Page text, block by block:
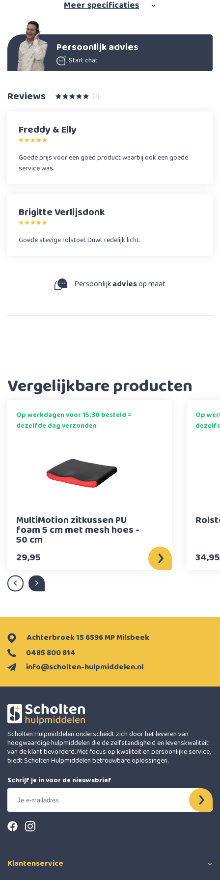
Meerspecificaties
Persoonlijk advies
Start chat
Reviews (2)
Freddy & Elly
Goede prijs voor een goed product waarbij ook een goede
service was.
Brigitte Verlijsdonk
Goede stevige rolstoel. Duwt redelijk licht.
adviesop maat
Vergelijkbare producten
Op werkdagen voor 15:30 besteld =
dezelfde dag verzonden
MultiMotion zitkussen PU
foam 5 cm met mesh hoes -
50 cm
29,95
Op
34,95
info@scholten-hulpmiddelen.nl
0485 800 814
Achterbroek 15 6596 MP Milsbeek
Scholten Hulpmiddelen onderscheidt zich door het leveren van
hoogwaardige hulpmiddelen die de zelfstandigheid en levenskwaliteit
van de klant bevorderd. Met focus op kwaliteit en persoonlijke service,
biedt Scholten Hulpmiddelen betrouwbare oplossingen.
Schrijf je in voor de nieuwsbrief
Klantenservice